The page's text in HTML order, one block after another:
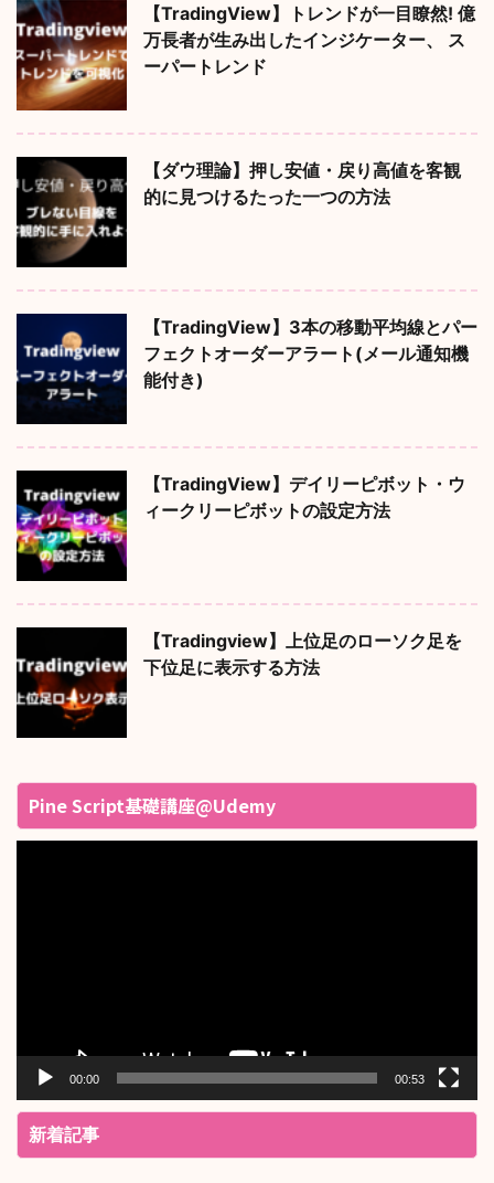
【TradingView】トレンドが一目瞭然! 億
万長者が生み出したインジケーター、 ス
ーパートレンド
【ダウ理論】押し安値・戻り高値を客観
的に見つけるたった一つの方法
【TradingView】3本の移動平均線とパー
フェクトオーダーアラート(メール通知機
能付き)
【TradingView】デイリーピボット・ウ
ィークリーピボットの設定方法
【Tradingview】上位足のローソク足を
下位足に表示する方法
Pine Script基礎講座@Udemy
00:00 00:53
新着記事